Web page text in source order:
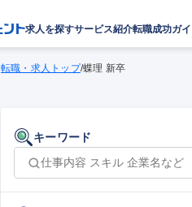
求人を探すサービス紹介転職成功ガ
転職・求人トップ/蝶理 新卒
キーワード